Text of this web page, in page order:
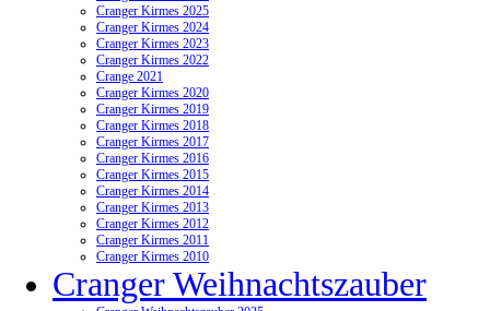
Cranger Kirmes 2025
Cranger Kirmes 2024
Cranger Kirmes 2023
Cranger Kirmes 2022
Crange 2021
Cranger Kirmes 2020
Cranger Kirmes 2019
Cranger Kirmes 2018
Cranger Kirmes 2017
Cranger Kirmes 2016
Cranger Kirmes 2015
Cranger Kirmes 2014
Cranger Kirmes 2013
Cranger Kirmes 2012
Cranger Kirmes 2011
Cranger Kirmes 2010
Cranger Weihnachtszauber